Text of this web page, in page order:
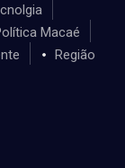
Macaé
Região